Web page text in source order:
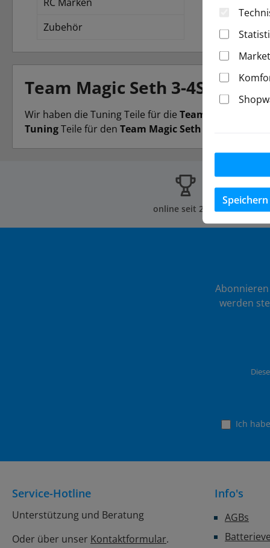
RC Marken
Zubehör
Team Magic Seth 3-4S Tuning
Wir haben die Tuning Teile für die Team Magic Seth 3-
TuningTeile für den Team Magic Seth 3-4S
online seit 2002
werden
Ich
Service-Hotline
Unterstützung und Beratung
Oder über unser Kontaktformular.
Info's
AGBs
Speichern